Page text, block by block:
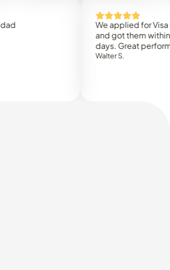
We applied for Visa to
and got them within 3
days. Great performance!
Walter S.